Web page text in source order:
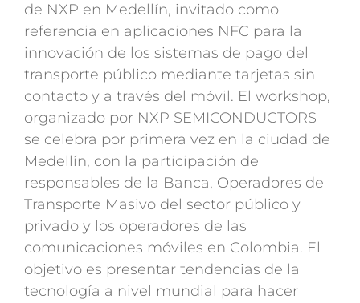
de NXP en Medellín, invitado como
referencia en aplicaciones NFC para la
innovación de los sistemas de pago del
transporte público mediante tarjetas sin
contacto y a través del móvil. El workshop,
organizado por NXP SEMICONDUCTORS
se celebra por primera vez en la ciudad de
Medellín, con la participación de
responsables de la Banca, Operadores de
Transporte Masivo del sector público y
privado y los operadores de las
comunicaciones móviles en Colombia. El
objetivo es presentar tendencias de la
tecnología a nivel mundial para hacer